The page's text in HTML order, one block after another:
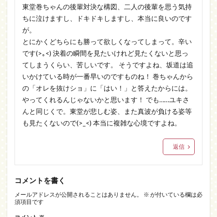
東堂巻ちゃんの後輩対決な構図、二人の後輩を思う気持
ちに泣けますし、ドキドキしますし、本当に良いのです
が。
とにかくどちらにも勝って欲しくなってしまって。辛い
です(>｡<) 決着の瞬間を見たいけれど見たくないと思っ
てしまうくらい、苦しいです。 そうですよね、坂道は追
いかけている時が一番早いのですものね！ 巻ちゃんから
の「オレを抜けショ」に「はい！」と答えたからには。
やってくれるんじゃないかと思います！ でも……ユキさ
んと同じくで。東堂が悲しむ姿、また真波が負ける姿等
も見たくないので(>_<) 本当に複雑な心境ですよね。
返信
コメントを書く
メールアドレスが公開されることはありません。 ※ が付いている欄は必
須項目です